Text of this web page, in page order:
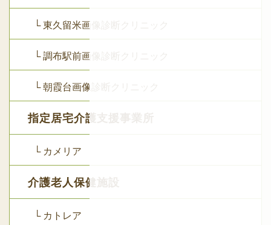
└ 東久留米画像診断クリニック
└ 調布駅前画像診断クリニック
└ 朝霞台画像診断クリニック
指定居宅介護支援事業所
└ カメリア
介護老人保健施設
└ カトレア